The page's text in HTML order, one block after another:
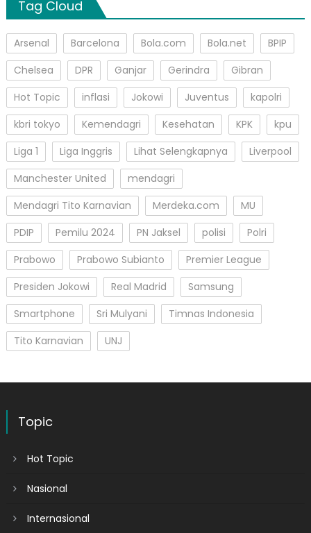
Tag Cloud
Arsenal Barcelona Bola.com Bola.net
BPIP
Chelsea
DPR Ganjar Gerindra
Gibran
Hot Topic
inflasi Jokowi Juventus
kapolri
kbri tokyo
Kemendagri Kesehatan KPK
kpu
Liga 1
Liga Inggris Lihat Selengkapnya
Liverpool
Manchester United
mendagri
Mendagri Tito Karnavian
Merdeka.com
MU
PDIP
Pemilu 2024 PN Jaksel polisi
Polri
Prabowo
Prabowo Subianto
Premier League
Presiden Jokowi
Real Madrid
Samsung
Smartphone
Sri Mulyani
Timnas Indonesia
Tito Karnavian
UNJ
Topic
Hot Topic
Nasional
Internasional